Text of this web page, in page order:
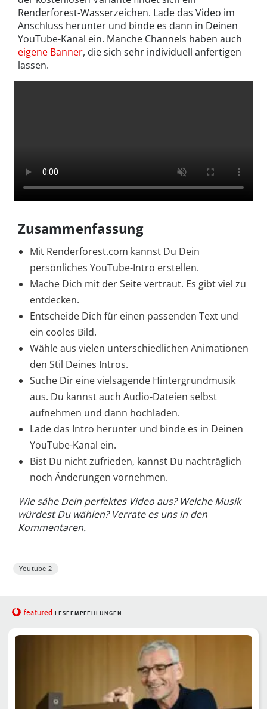
Renderforest-Wasserzeichen. Lade das Video im
Anschluss herunter und binde es dann in Deinen
YouTube-Kanal ein. Manche Channels haben auch
eigene Banner, die sich sehr individuell anfertigen
lassen.
Zusammenfassung
Mit Renderforest.com kannst Du Dein
persönliches YouTube-Intro erstellen.
Mache Dich mit der Seite vertraut. Es gibt viel zu
entdecken.
Entscheide Dich für einen passenden Text und
ein cooles Bild.
Wähle aus vielen unterschiedlichen Animationen
den Stil Deines Intros.
Suche Dir eine vielsagende Hintergrundmusik
aus. Du kannst auch Audio-Dateien selbst
aufnehmen und dann hochladen.
Lade das Intro herunter und binde es in Deinen
YouTube-Kanal ein.
Bist Du nicht zufrieden, kannst Du nachträglich
noch Änderungen vornehmen.
Wie sähe Dein perfektes Video aus? Welche Musik
würdest Du wählen? Verrate es uns in den
Kommentaren.
Youtube-2
featured LESEEMPFEHLUNGEN